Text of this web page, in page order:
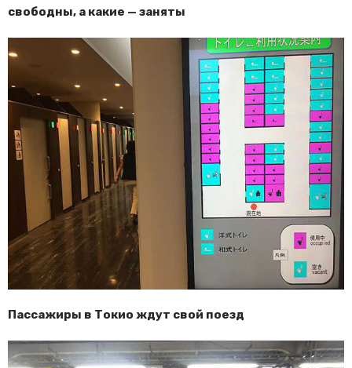
свободны, а какие — заняты
Пассажиры в Токио ждут свой поезд